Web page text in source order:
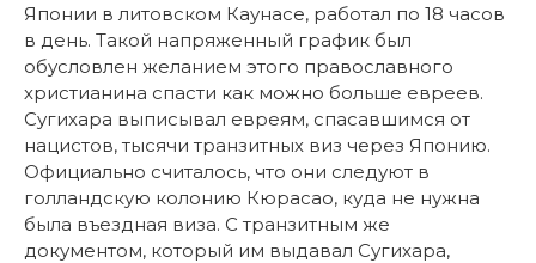
Японии в литовском Каунасе, работал по 18 часов
в день. Такой напряженный график был
обусловлен желанием этого православного
христианина спасти как можно больше евреев.
Сугихара выписывал евреям, спасавшимся от
нацистов, тысячи транзитных виз через Японию.
Официально считалось, что они следуют в
голландскую колонию Кюрасао, куда не нужна
была въездная виза. С транзитным же
документом, который им выдавал Сугихара,